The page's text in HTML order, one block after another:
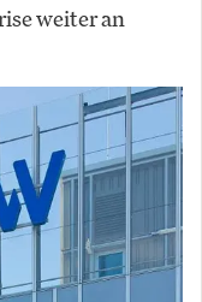
weiter an